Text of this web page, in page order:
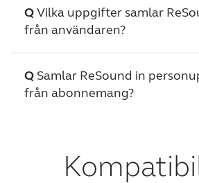
Suomi Sverige
Türkçe
عربي
slutet av perioden och kan när
sägas upp genom att gå till
iTunes- eller Google Play-
ReSound Relief Premium
personligt anpassad plan som
håller fast vid planen tills du
tinnitus förbättrats.
Vilka uppgifter samlar
från användaren?
ReSound samlar endast in
användardata, vilket omfattar
mätning av ”hur ofta
andningsövningen per
Samlar ReSound in
från abonnemang?
abonnemangen – i form av
samlas in och förvaltas av